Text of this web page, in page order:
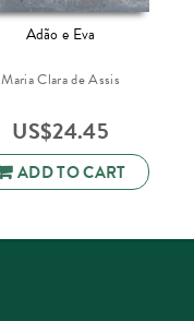
Adão e Eva
Maria Clara de Assis
US$24.45
ADD TO CART